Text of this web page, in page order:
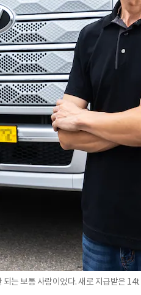
보통 사람이었다. 새로 지급받은